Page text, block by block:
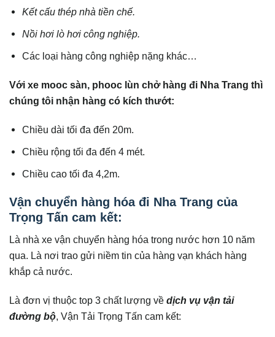
Kết cấu thép nhà tiền chế.
Nồi hơi lò hơi công nghiệp.
Các loại hàng công nghiệp nặng khác…
Với xe mooc sàn, phooc lùn chở hàng đi Nha Trang thì
chúng tôi nhận hàng có kích thướt:
Chiều dài tối đa đến 20m.
Chiều rộng tối đa đến 4 mét.
Chiều cao tối đa 4,2m.
Vận chuyển hàng hóa đi Nha Trang của
Trọng Tấn cam kết:
Là nhà xe vận chuyển hàng hóa trong nước hơn 10 năm
qua. Là nơi trao gửi niềm tin của hàng vạn khách hàng
khắp cả nước.
Là đơn vị thuộc top 3 chất lượng về dịch vụ vận tải
đường bộ, Vận Tải Trọng Tấn cam kết: